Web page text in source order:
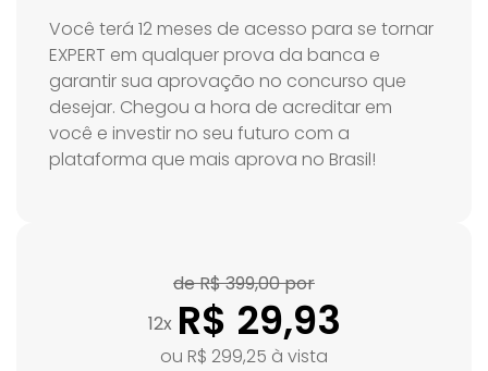
Você terá 12 meses de acesso para se tornar
EXPERT em qualquer prova da banca e
garantir sua aprovação no concurso que
desejar. Chegou a hora de acreditar em
você e investir no seu futuro com a
plataforma que mais aprova no Brasil!
de R$ 399,00 por
12x R$ 29,93
ou R$ 299,25 à vista